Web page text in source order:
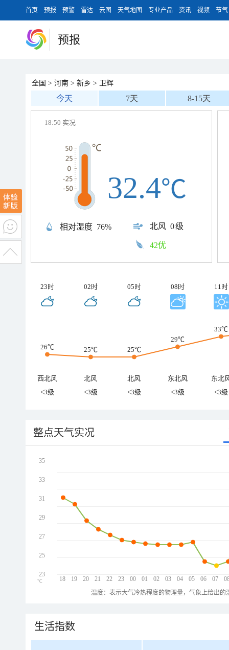
首页 预报 预警 雷达 云图 天气地图 专业产品 资讯 视频 节气
预报
全国 > 河南 > 新乡 > 卫辉
今天 7天 8-15天
18:50 实况
相对湿度 76% 北风 0级
32.4℃
42优
23时 02时 05时 08时 11时
26℃ 25℃ 25℃
29℃
33℃
西北风 北风 北风 东北风
东北
<3级
<3级 <3级 <3级 <3级
整点天气实况
18 19 20 21 22 23 00 01 02 03 04 05 06 07
35
33
31
29
27
25
23
℃
温度：表示大气冷热程度的物理量，气象上给出
生活指数